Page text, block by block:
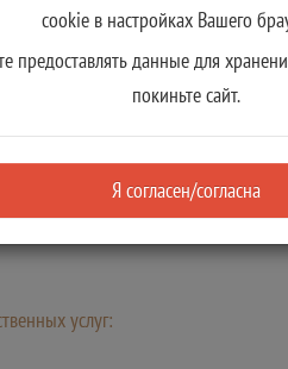
лагере с дневным
услуг:
cookie в настройках Вашего
предоставлять данные для
покиньте сайт.
Я согласен/согласна